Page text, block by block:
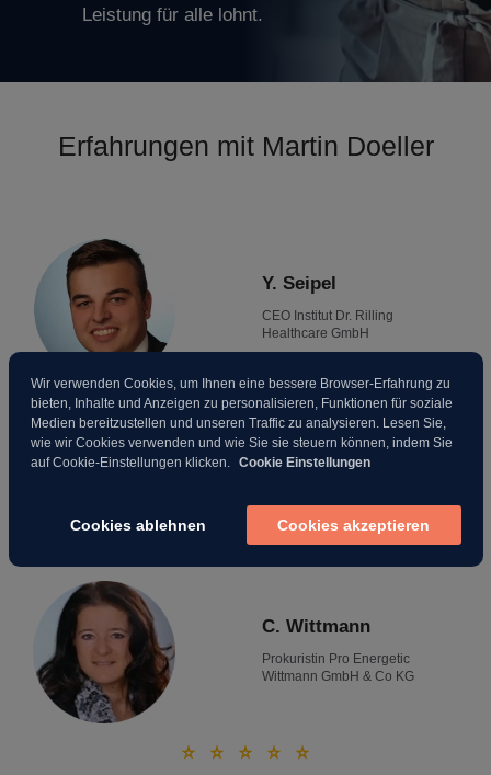
Leistung für alle lohnt.
Erfahrungen mit Martin Doeller
Y. Seipel
CEO Institut Dr. Rilling
Healthcare GmbH
Es wird aufgezeigt, wie Marketingaktivitäten
C. Wittmann
Prokuristin Pro Energetic
Wittmann GmbH & Co KG
Wir verwenden Cookies, um Ihnen eine bessere Browser-Erfahrung zu
bieten, Inhalte und Anzeigen zu personalisieren, Funktionen für soziale
Medien bereitzustellen und unseren Traffic zu analysieren. Lesen Sie,
wie wir Cookies verwenden und wie Sie sie steuern können, indem Sie
auf Cookie-Einstellungen klicken. Cookie Einstellungen
Cookies ablehnen Cookies akzeptieren